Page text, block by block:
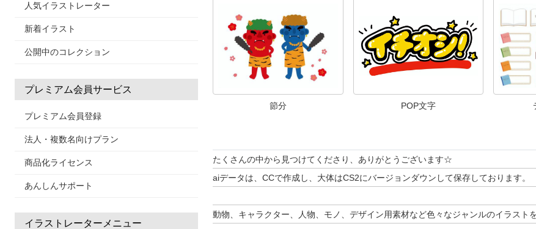
人気イラストレーター
新着イラスト
公開中のコレクション
プレミアム会員サービス
プレミアム会員登録
法人・複数名向けプラン
商品化ライセンス
あんしんサポート
イラストレーターメニュー
節分 POP文字
たくさんの中から見つけてくださり、ありがとうございます☆
aiデータは、CCで作成し、大体はCS2にバージョンダウンして保存しております。
動物、キャラクター、人物、モノ、デザイン用素材など色々なジャンルのイラスト